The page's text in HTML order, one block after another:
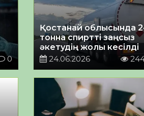
0
Қостанай облысында
тонна спиртті заңсыз
әкетудің жолы кесілді
24.06.2026